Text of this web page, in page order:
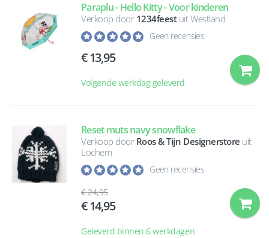
Paraplu - Hello Kitty - Voor kinderen
Verkoop door 1234feestuit Westland
Geen recensies
13,95
Volgende werkdag geleverd
Reset muts navy snowflake
Verkoop door Roos & Tijn Designerstore uit
Lochem
Geen recensies
24,95
14,95
Geleverd binnen 6 werkdagen